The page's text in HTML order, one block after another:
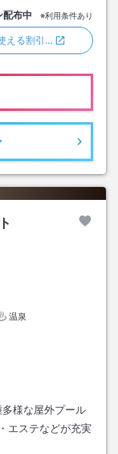
配布中 ※利用条件あり
える割引…
温泉
様な屋外プール
エステなどが充実